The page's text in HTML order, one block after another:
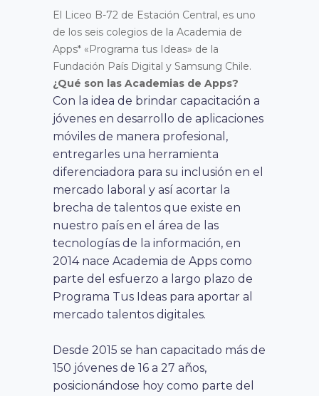
El Liceo B-72 de Estación Central, es uno
de los seis colegios de la Academia de
Apps* «Programa tus Ideas» de la
Fundación País Digital y Samsung Chile.
¿Qué son las Academias de Apps?
Con la idea de brindar capacitación a
jóvenes en desarrollo de aplicaciones
móviles de manera profesional,
entregarles una herramienta
diferenciadora para su inclusión en el
mercado laboral y así acortar la
brecha de talentos que existe en
nuestro país en el área de las
tecnologías de la información, en
2014 nace Academia de Apps como
parte del esfuerzo a largo plazo de
Programa Tus Ideas para aportar al
mercado talentos digitales.
Desde 2015 se han capacitado más de
150 jóvenes de 16 a 27 años,
posicionándose hoy como parte del